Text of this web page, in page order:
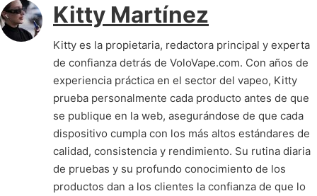
Kitty Martínez
Kitty es la propietaria, redactora principal y experta
de confianza detrás de VoloVape.com. Con años de
experiencia práctica en el sector del vapeo, Kitty
prueba personalmente cada producto antes de que
se publique en la web, asegurándose de que cada
dispositivo cumpla con los más altos estándares de
calidad, consistencia y rendimiento. Su rutina diaria
de pruebas y su profundo conocimiento de los
productos dan a los clientes la confianza de que lo